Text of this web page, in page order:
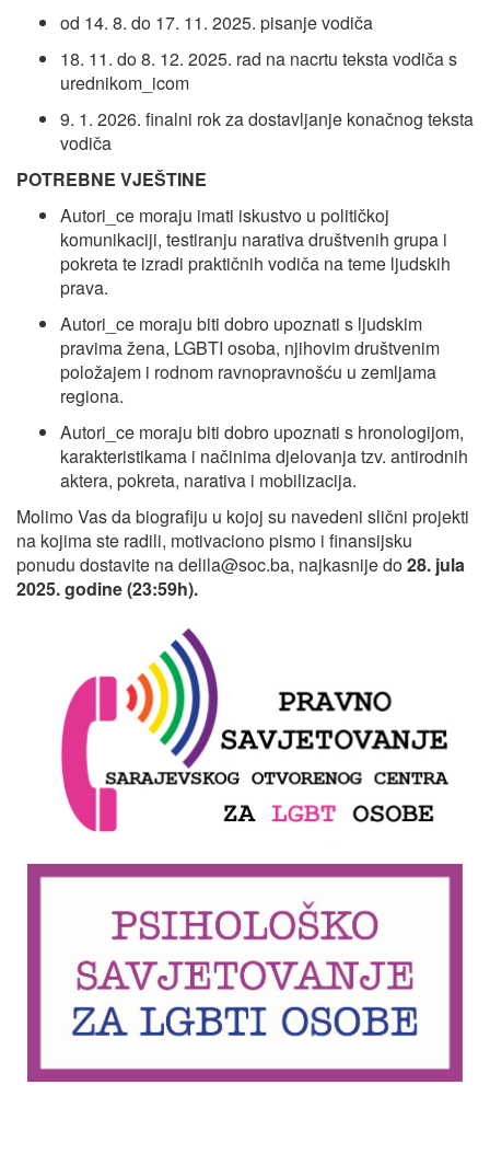
od 14. 8. do 17. 11. 2025. pisanje vodiča
18. 11. do 8. 12. 2025. rad na nacrtu teksta vodiča s
urednikom_icom
9. 1. 2026. finalni rok za dostavljanje konačnog teksta
vodiča
POTREBNE VJEŠTINE
Autori_ce moraju imati iskustvo u političkoj
komunikaciji, testiranju narativa društvenih grupa i
pokreta te izradi praktičnih vodiča na teme ljudskih
prava.
Autori_ce moraju biti dobro upoznati s ljudskim
pravima žena, LGBTI osoba, njihovim društvenim
položajem i rodnom ravnopravnošću u zemljama
regiona.
Autori_ce moraju biti dobro upoznati s hronologijom,
karakteristikama i načinima djelovanja tzv. antirodnih
aktera, pokreta, narativa i mobilizacija.
Molimo Vas da biografiju u kojoj su navedeni slični projekti
na kojima ste radili, motivaciono pismo i finansijsku
ponudu dostavite nadelila@soc.ba, najkasnije do28. jula
2025. godine (23:59h).